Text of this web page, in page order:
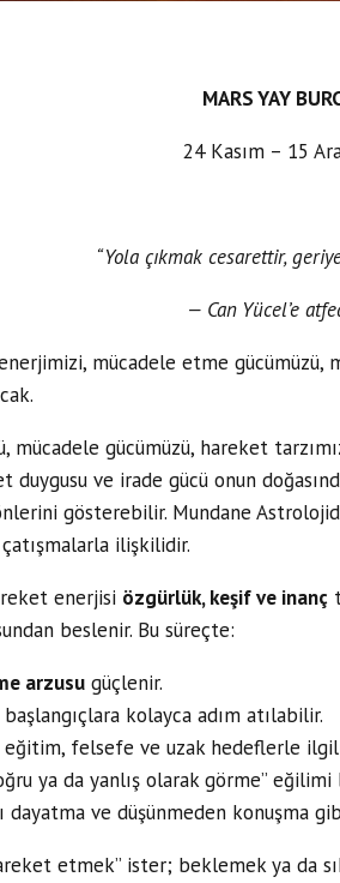
MARS YAY
24 Kasım – 15
“Yola çıkmak cesarettir,
— Can Yücel’e
mücadele etme gücümüzü,
mücadele gücümüzü, hareket
ve irade gücü onun
gösterebilir. Mundane
ilişkilidir.
enerjisi özgürlük, keşif ve inanç
beslenir. Bu süreçte:
arzusugüçlenir.
kolayca adım atılabilir.
felsefe ve uzak hedeflerle
ya da yanlış olarak görme” eğilimi
dayatma ve düşünmeden konuşma
etmek” ister; beklemek ya da